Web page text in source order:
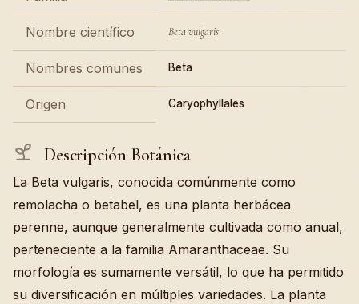
Nombre científico Beta vulgaris
Nombres comunes Beta
Origen Caryophyllales
Descripción Botánica
La Beta vulgaris, conocida comúnmente como
remolacha o betabel, es una planta herbácea
perenne, aunque generalmente cultivada como anual,
perteneciente a la familia Amaranthaceae. Su
morfología es sumamente versátil, lo que ha permitido
su diversificación en múltiples variedades. La planta